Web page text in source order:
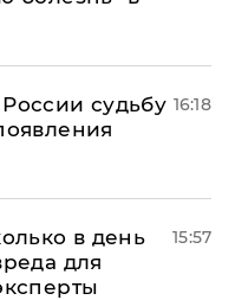
судьбу 16:18
в день
для
15:57